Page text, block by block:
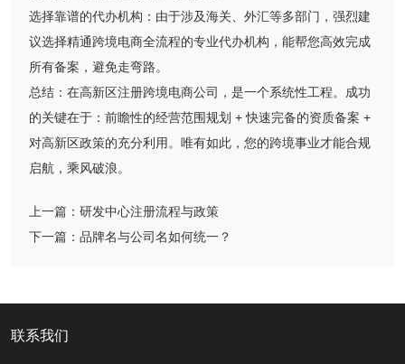
选择靠谱的代办机构：由于涉及海关、外汇等多部门，强烈建
议选择精通跨境电商全流程的专业代办机构，能帮您高效完成
所有备案，避免走弯路。
总结：在高新区注册跨境电商公司，是一个系统性工程。成功
的关键在于：前瞻性的经营范围规划 + 快速完备的资质备案 +
对高新区政策的充分利用。唯有如此，您的跨境事业才能合规
启航，乘风破浪。
上一篇： 研发中心注册流程与政策
下一篇： 品牌名与公司名如何统一？
联系我们